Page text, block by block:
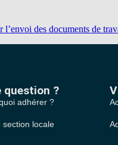
des documents de
question ?
adhérer ?
section locale